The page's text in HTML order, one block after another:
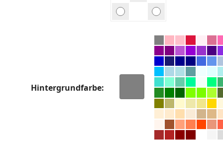
Hintergrundfarbe